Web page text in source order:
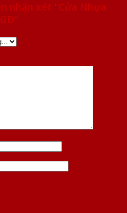
nhận xét “Cửa Nhựa